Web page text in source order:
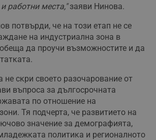
работни места,"заяви Нинова.
потвърди, че на този етап не се
на индустриална зона в
да проучи възможностите и да
не скри своето разочарование от
въпроса за дългосрочната
по отношение на
Тя подчерта, че развитието на
значение за демографията,
политика и регионалното